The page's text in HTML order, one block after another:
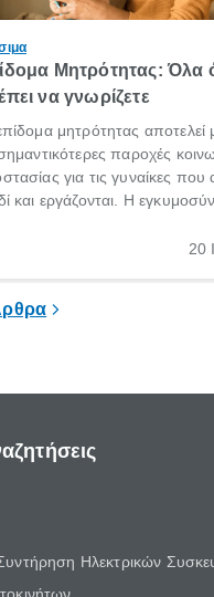
Μητρότητας: Όλα
να γνωρίζετε
μητρότητας αποτελεί
παροχές
για τις γυναίκες
και εργάζονται. Η
περίοδος στη ζωή κάθε
20
Ηλεκτρικών